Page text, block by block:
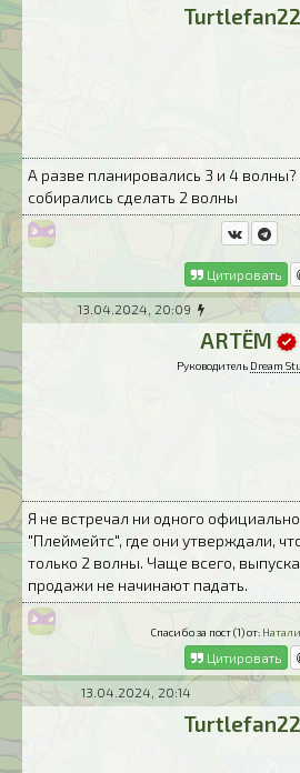
А разве планировались 3 и 4 волны?
собирались сделать 2 волны
Цитировать
13.04.2024, 20:09
ARTЁM
Руководитель Dream
Я не встречал ни одного
"Плеймейтс", где они утверждали,
только 2 волны. Чаще всего,
продажи не начинают падать.
Спасибо за пост (1) от:
Цитировать
13.04.2024, 20:14